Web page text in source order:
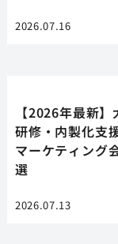
2026.07.16
【2026年最新
研修・内製化支
マーケティング
選
2026.07.13